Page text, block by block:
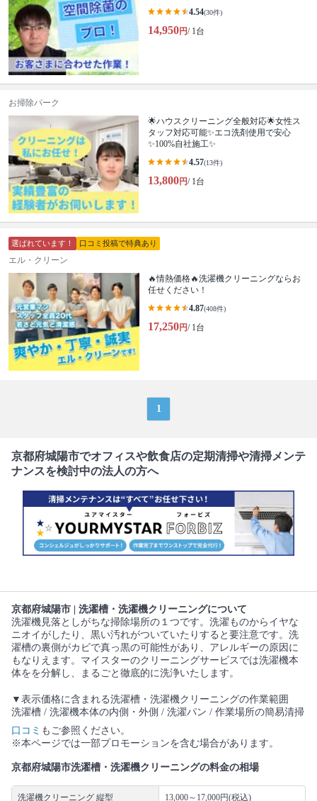
4.54(30件)
14,950円/ 1台
お掃除パーク
🌟ハウスクリーニング全般対応🌟女性ス
タッフ対応可能✨エコ洗剤使用で安心
✨100%自社施工✨
4.57(13件)
13,800円/ 1台
選ばれています！ 口コミ投稿で特典あり
エル・クリーン
🔥情熱価格🔥洗濯機クリーニングならお
任せください！
4.87(408件)
17,250円/ 1台
1
京都府城陽市でオフィスや飲食店の定期清掃や清掃メンテ
ナンスを検討中の法人の方へ
京都府城陽市 | 洗濯槽・洗濯機クリーニングについて
洗濯機見落としがちな掃除場所の１つです。洗濯ものからイヤな
ニオイがしたり、黒い汚れがついていたりすると要注意です。洗
濯槽の裏側がカビで真っ黒の可能性があり、アレルギーの原因に
もなりえます。マイスターのクリーニングサービスでは洗濯機本
体をを分解し、まるごと徹底的に洗浄いたします。
▼表示価格に含まれる洗濯槽・洗濯機クリーニングの作業範囲
洗濯槽 / 洗濯機本体の内側・外側 / 洗濯パン / 作業場所の簡易清掃
口コミ もご参照ください。
※本ページでは一部プロモーションを含む場合があります。
京都府城陽市洗濯槽・洗濯機クリーニングの料金の相場
洗濯機クリーニング 縦型 13,000～17,000円(税込)